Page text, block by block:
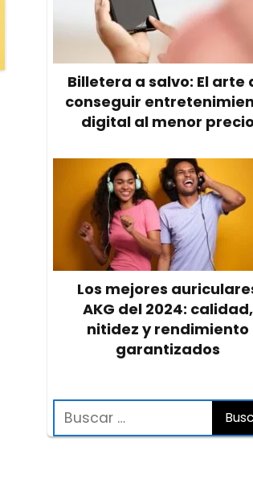
Billetera a salvo: El arte
conseguir
digital al menor precio
Los mejores
AKG del 2024: calidad,
nitidez y rendimiento
garantizados